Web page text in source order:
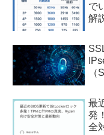
で
解
最
発
全